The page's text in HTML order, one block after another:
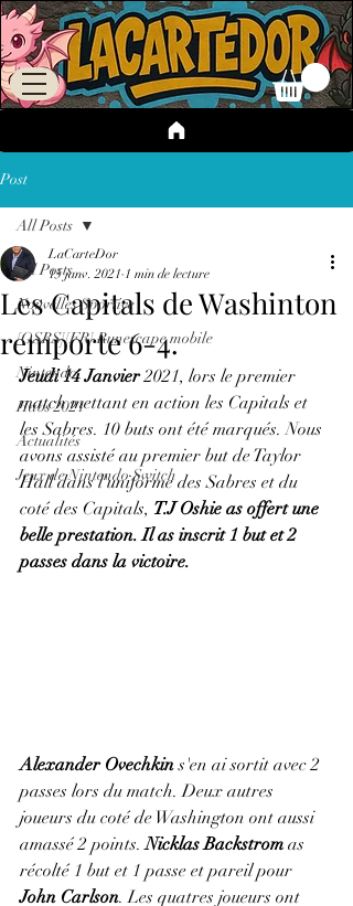
Post
All Posts
Nouvelles Sportive
[OSRS][FR] Runescape mobile
Nintendo
Habs 2021
Actualités
Jeux de Nintendo Switch
All Posts
Les Capitals de Washinton
remporte 6-4.
LaCarteDor
15 janv. 2021 1 min de lecture
Jeudi 14 Janvier 2021, lors le premier
match mettant en action les Capitals et
les Sabres. 10 buts ont été marqués. Nous
avons assisté au premier but de Taylor
Hall dans l'uniforme des Sabres et du
coté des Capitals, T.J Oshie as offert une
belle prestation. Il as inscrit 1 but et 2
passes dans la victoire.
Alexander Ovechkin s'en ai sortit avec 2
passes lors du match. Deux autres
joueurs du coté de Washington ont aussi
amassé 2 points. Nicklas Backstrom as
récolté 1 but et 1 passe et pareil pour
John Carlson. Les quatres joueurs ont